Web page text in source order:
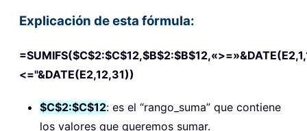
Explicación de esta fórmula:
<="&DATE(E2,12,31))
$C$2:$C$12: es el “rango_suma” que contiene
los valores que queremos sumar.